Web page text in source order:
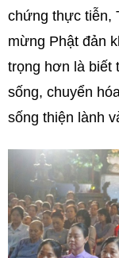
chứng thực tiễn,
mừng Phật đản
trọng hơn là biết
sống, chuyển
sống thiện lành